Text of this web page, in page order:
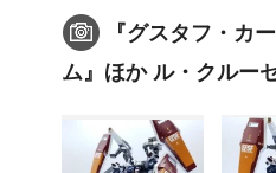
『グスタフ・カ
ム』ほか ル・クルー